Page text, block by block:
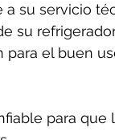
su servicio
su
el buen
para